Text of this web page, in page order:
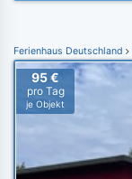
Ferienhaus Deutschland
95 €
pro Tag
je Objekt